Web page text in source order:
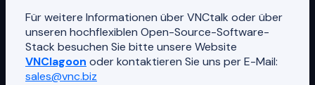
Für weitere Informationen über VNCtalk oder über
unseren hochflexiblen Open-Source-Software-
Stack besuchen Sie bitte unsere Website
VNClagoon oder kontaktieren Sie uns per E-Mail:
sales@vnc.biz